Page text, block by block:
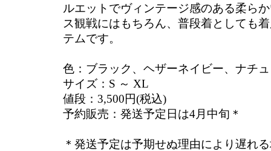
ルエットでヴィンテージ感のある柔ら
ス観戦にはもちろん、普段着としても
テムです。
色：ブラック、ヘザーネイビー、ナチ
サイズ：S ～ XL
値段：3,500円(税込)
予約販売：発送予定日は4月中旬＊
＊発送予定は予期せぬ理由により遅れ